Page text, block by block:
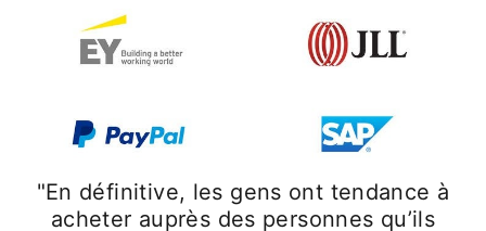
"En définitive, les gens ont tendance à
acheter auprès des personnes qu’ils